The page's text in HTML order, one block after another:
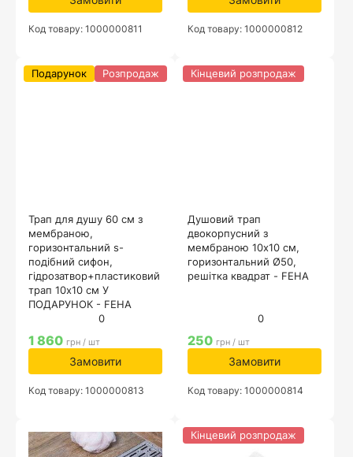
Код товару: 1000000811 Код товару: 1000000812
Трап для душу 60 см з
мембраною,
горизонтальний s-
подібний сифон,
гідрозатвор+пластиковий
трап 10х10 см У
ПОДАРУНОК - FEHA
0
Подарунок Розпродаж
1 860 грн / шт
Замовити
Код товару: 1000000813
Душовий трап
двокорпусний з
мембраною 10х10 см,
горизонтальний Ø50,
решітка квадрат - FEHA
0
Кінцевий розпродаж
250 грн / шт
Замовити
Код товару: 1000000814
Кінцевий розпродаж